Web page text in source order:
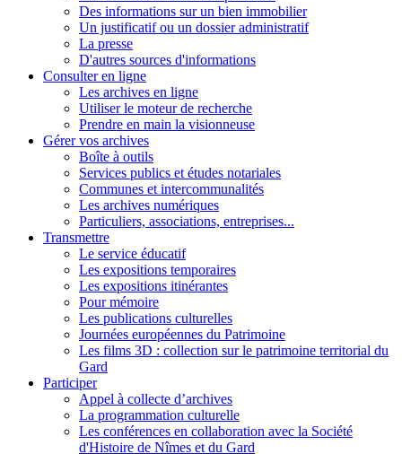
Des informations sur un bien immobilier
Un justificatif ou un dossier administratif
La presse
D'autres sources d'informations
Consulter en ligne
Les archives en ligne
Utiliser le moteur de recherche
Prendre en main la visionneuse
Gérer vos archives
Boîte à outils
Services publics et études notariales
Communes et intercommunalités
Les archives numériques
Particuliers, associations, entreprises...
Transmettre
Le service éducatif
Les expositions temporaires
Les expositions itinérantes
Pour mémoire
Les publications culturelles
Journées européennes du Patrimoine
Les films 3D : collection sur le patrimoine territorial du
Gard
Participer
Appel à collecte d’archives
La programmation culturelle
Les conférences en collaboration avec la Société
d'Histoire de Nîmes et du Gard